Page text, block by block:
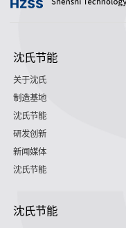
沈氏节能
关于沈氏
制造基地
沈氏节能
研发创新
新闻媒体
沈氏节能
沈氏节能